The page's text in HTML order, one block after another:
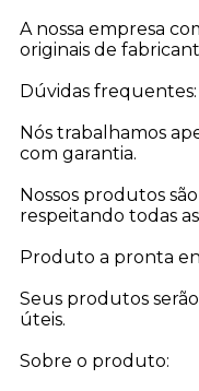
A nossa empresa
originais de
Dúvidas frequentes:
Nós trabalhamos
com garantia.
Nossos produtos
respeitando todas
Produto a pronta
Seus produtos
úteis.
Sobre o produto: